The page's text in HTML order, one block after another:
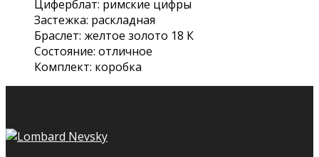
Циферблат: римские цифры
Застежка: раскладная
Браслет: желтое золото 18 К
Состояние: отличное
Комплект: коробка